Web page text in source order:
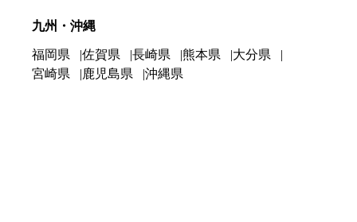
九州・沖縄
福岡県 佐賀県 長崎県 熊本県
大分県
宮崎県
鹿児島県 沖縄県